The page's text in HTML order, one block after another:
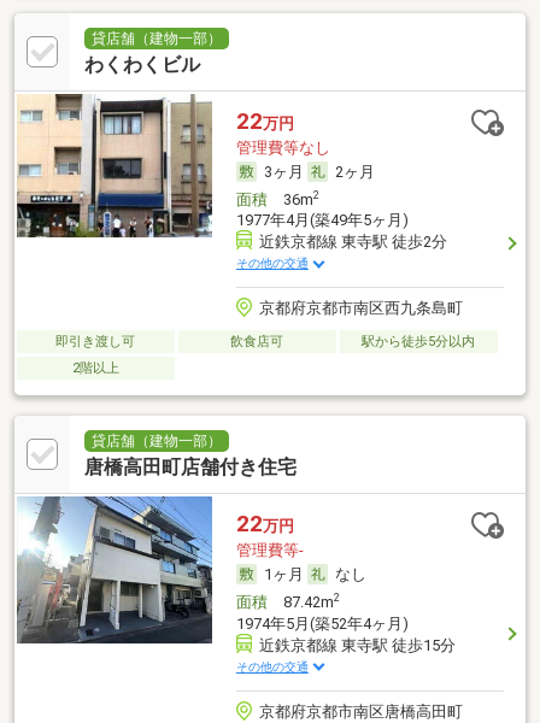
貸店舗（建物一部）
わくわくビル
22万円
管理費等なし
3ヶ月
2ヶ月
面積36m2
1977年4月(築49年5ヶ月)
近鉄京都線 東寺駅 徒歩2分
その他の交通
京都府京都市南区西九条島町
即引き渡し可 飲食店可
駅から徒歩5分以内
2階以上
貸店舗（建物一部）
唐橋高田町店舗付き住宅
22万円
管理費等-
1ヶ月
なし
面積87.42m2
1974年5月(築52年4ヶ月)
近鉄京都線 東寺駅 徒歩15分
その他の交通
京都府京都市南区唐橋高田町